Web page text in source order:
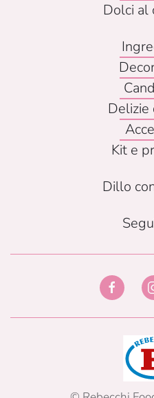
Dolci al
Delizie
Kit e
Dillo